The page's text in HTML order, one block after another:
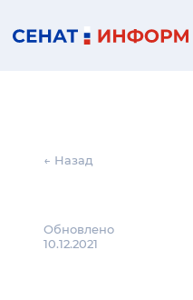
← Назад
Обновлено
10.12.2021